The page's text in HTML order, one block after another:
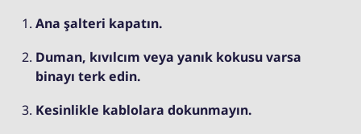
Ana şalteri kapatın.
Duman, kıvılcım veya yanık kokusu varsa
binayı terk edin.
Kesinlikle kablolara dokunmayın.